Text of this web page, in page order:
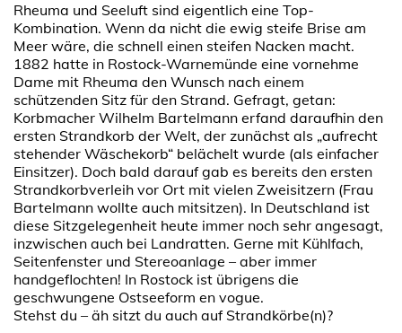
Rheuma und Seeluft sind eigentlich eine Top-
Kombination. Wenn da nicht die ewig steife Brise am
Meer wäre, die schnell einen steifen Nacken macht.
1882 hatte in Rostock-Warnemünde eine vornehme
Dame mit Rheuma den Wunsch nach einem
schützenden Sitz für den Strand. Gefragt, getan:
Korbmacher Wilhelm Bartelmann erfand daraufhin den
ersten Strandkorb der Welt, der zunächst als „aufrecht
stehender Wäschekorb“ belächelt wurde (als einfacher
Einsitzer). Doch bald darauf gab es bereits den ersten
Strandkorbverleih vor Ort mit vielen Zweisitzern (Frau
Bartelmann wollte auch mitsitzen). In Deutschland ist
diese Sitzgelegenheit heute immer noch sehr angesagt,
inzwischen auch bei Landratten. Gerne mit Kühlfach,
Seitenfenster und Stereoanlage – aber immer
handgeflochten! In Rostock ist übrigens die
geschwungene Ostseeform en vogue.
Stehst du – äh sitzt du auch auf Strandkörbe(n)?